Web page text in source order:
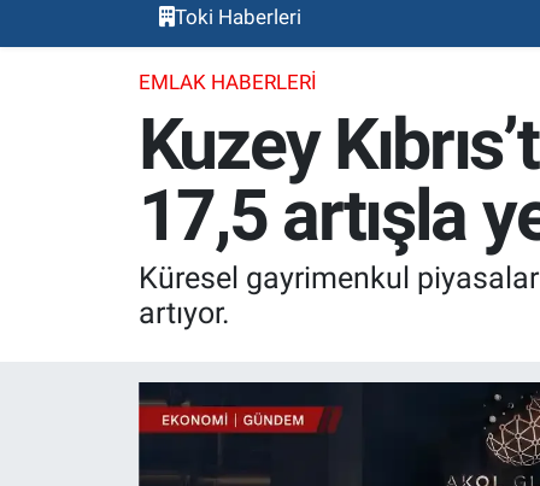
Toki Haberleri
EMLAK HABERLERI
Kuzey
17,5 artışla
Küresel gayrimenkul
artıyor.